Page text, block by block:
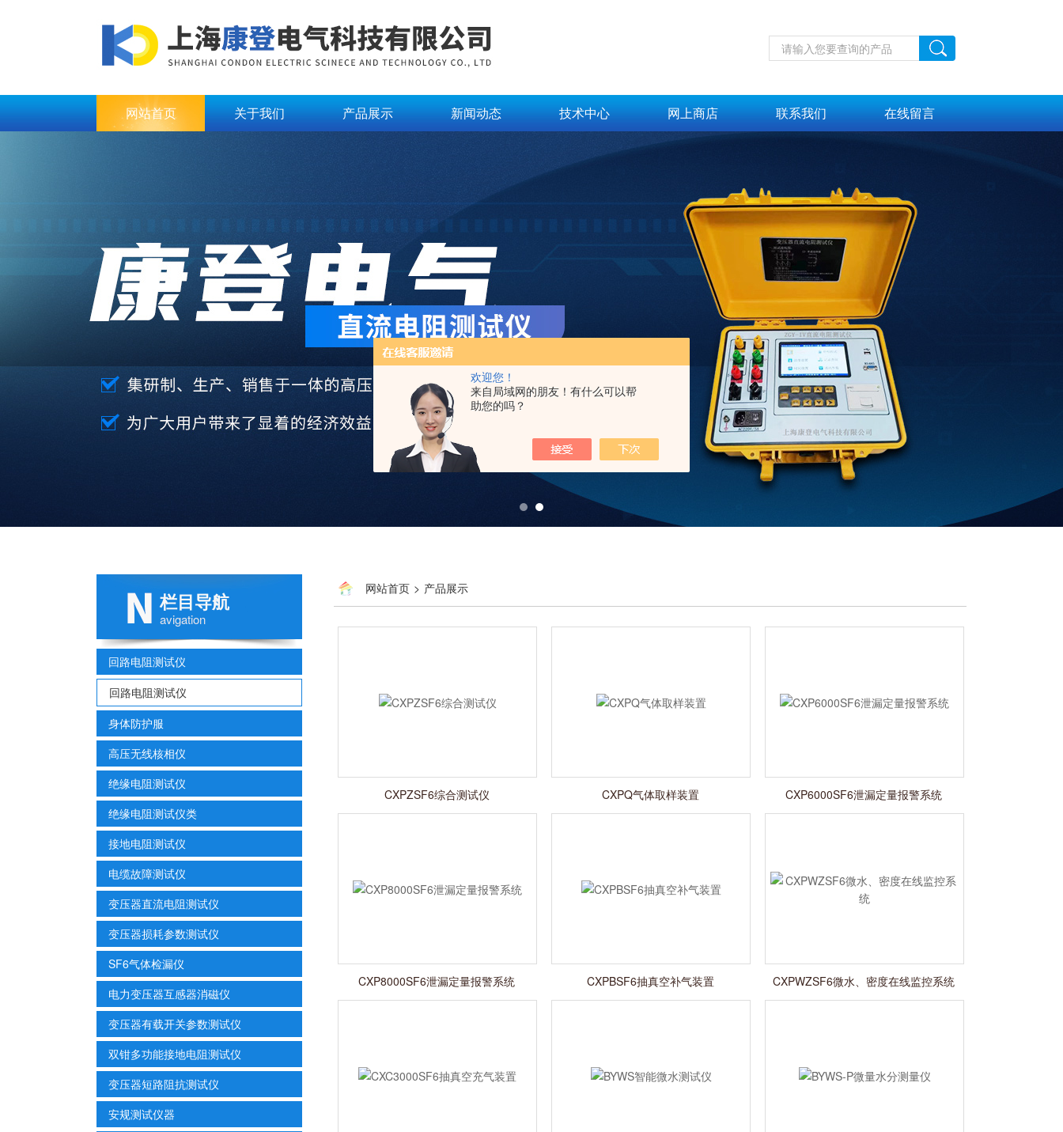
欢迎您！
来自局域网的朋友！有什么可以帮
助您的吗？
网站首页 关于我们 产品展示 新闻动态 技术中心 网上商店 联系我们 在线留言
栏目导航
avigation
回路电阻测试仪
回路电阻测试仪
身体防护服
高压无线核相仪
绝缘电阻测试仪
绝缘电阻测试仪类
接地电阻测试仪
电缆故障测试仪
变压器直流电阻测试仪
变压器损耗参数测试仪
SF6气体检漏仪
电力变压器互感器消磁仪
变压器有载开关参数测试仪
双钳多功能接地电阻测试仪
变压器短路阻抗测试仪
安规测试仪器
网站首页 > 产品展示
CXPZSF6综合测试仪 CXPQ气体取样装置 CXP6000SF6泄漏定量报警系统
CXP8000SF6泄漏定量报警系统 CXPBSF6抽真空补气装置 CXPWZSF6微水、密度在线监控系统